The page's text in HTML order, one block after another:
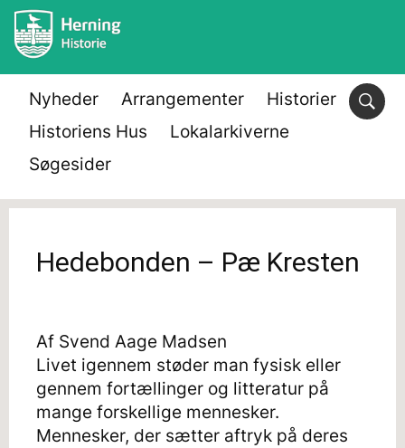
Nyheder Arrangementer
Historier
Historiens Hus
Lokalarkiverne
Søgesider
Hedebonden – Pæ Kresten
Af Svend Aage Madsen
Livet igennem støder man fysisk eller
gennem fortællinger og litteratur på
mange forskellige mennesker.
Mennesker, der sætter aftryk på deres